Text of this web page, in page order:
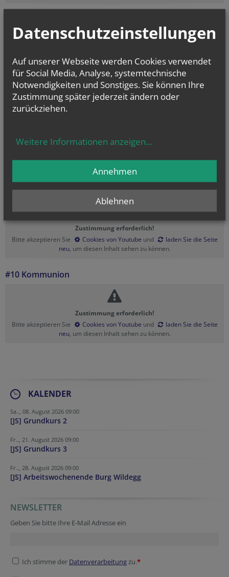
Zustimmung erforderlich!
Bitte akzeptieren Sie
Cookies von Youtube und
laden Sie die Seite
neu, um diesen Inhalt sehen zu können.
#8 Wir feiern Eucharistie
Zustimmung erforderlich!
#9 Vater unser
Zustimmung erforderlich!
Bitte akzeptieren Sie
Cookies von Youtube und
laden Sie die Seite
neu, um diesen Inhalt sehen zu können.
#10 Kommunion
Zustimmung erforderlich!
Bitte akzeptieren Sie
Cookies von Youtube und
laden Sie die Seite
neu, um diesen Inhalt sehen zu können.
KALENDER
Sa.., 08. August 2026 09:00
[JS] Grundkurs 2
Fr.., 21. August 2026 09:00
[JS] Grundkurs 3
Fr.., 28. August 2026 09:00
[JS] Arbeitswochenende Burg Wildegg
Homepage
Verification code
Tracking ID
Session ID
Company website
Security token
NEWSLETTER
Geben Sie bitte Ihre E-Mail Adresse ein
Ich stimme der Datenverarbeitungzu.*
Datenschutzeinstellungen
Auf unserer Webseite werden Cookies verwendet
für Social Media, Analyse, systemtechnische
Notwendigkeiten und Sonstiges. Sie können Ihre
Zustimmung später jederzeit ändern oder
zurückziehen.
Weitere Informationen anzeigen...
Ablehnen
Annehmen